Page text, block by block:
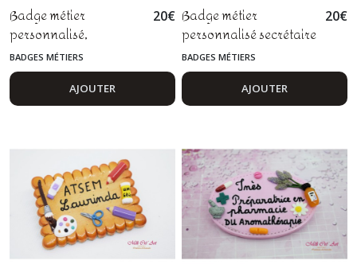
Badge métier
personnalisé,
psychologue,
psychiatre,
psychothérapeute,
biscuit fimo
20€
BADGES MÉTIERS
AJOUTER
Badge métier
personnalisé secrétaire
médicale, assistante en
fimo
20€
BADGES MÉTIERS
AJOUTER